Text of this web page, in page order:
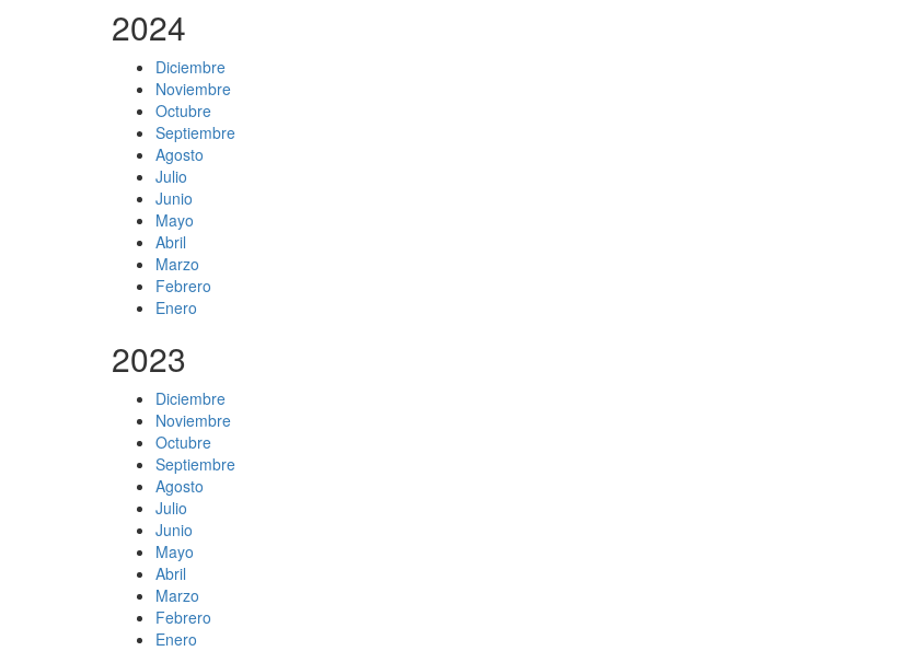
2024
Diciembre
Noviembre
Octubre
Septiembre
Agosto
Julio
Junio
Mayo
Abril
Marzo
Febrero
Enero
2023
Diciembre
Noviembre
Octubre
Septiembre
Agosto
Julio
Junio
Mayo
Abril
Marzo
Febrero
Enero